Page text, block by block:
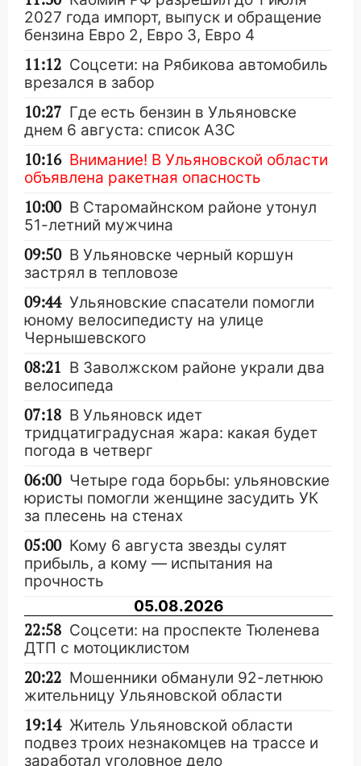
2027 года импорт, выпуск и обращение
бензина Евро 2, Евро 3, Евро 4
11:12 Соцсети: на Рябикова автомобиль
врезался в забор
10:27 Где есть бензин в Ульяновске
днем 6 августа: список АЗС
10:16 Внимание! В Ульяновской области
объявлена ракетная опасность
10:00 В Старомайнском районе утонул
51-летний мужчина
09:50 В Ульяновске черный коршун
застрял в тепловозе
09:44 Ульяновские спасатели помогли
юному велосипедисту на улице
Чернышевского
08:21 В Заволжском районе украли два
велосипеда
07:18 В Ульяновск идет
тридцатиградусная жара: какая будет
погода в четверг
06:00 Четыре года борьбы: ульяновские
юристы помогли женщине засудить УК
за плесень на стенах
05:00 Кому 6 августа звезды сулят
прибыль, а кому — испытания на
прочность
05.08.2026
22:58 Соцсети: на проспекте Тюленева
ДТП с мотоциклистом
20:22 Мошенники обманули 92-летнюю
жительницу Ульяновской области
19:14 Житель Ульяновской области
подвез троих незнакомцев на трассе и
заработал уголовное дело